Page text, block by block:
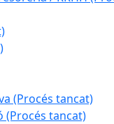
(Procés tancat)
(Procés tancat)